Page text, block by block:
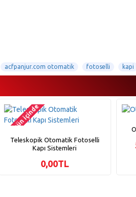
acfpanjur.com otomatik fotoselli kapi
2-3 gün içinde
Teleskopik Otomatik Fotoselli
Kapı Sistemleri
0,00TL
2-